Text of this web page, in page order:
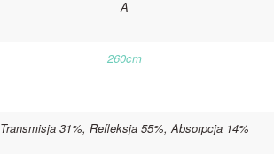
A
260cm
Transmisja 31%, Refleksja 55%, Absorpcja 14%